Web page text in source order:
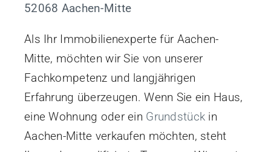
52068 Aachen-Mitte
Als Ihr Immobilienexperte für Aachen-
Mitte, möchten wir Sie von unserer
Fachkompetenz und langjährigen
Erfahrung überzeugen. Wenn Sie ein Haus,
eine Wohnung oder ein Grundstück in
Aachen-Mitte verkaufen möchten, steht